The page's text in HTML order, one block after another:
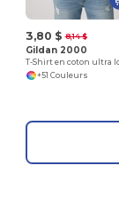
3,80 $ 8,14 $
Gildan 2000
+51 Couleurs